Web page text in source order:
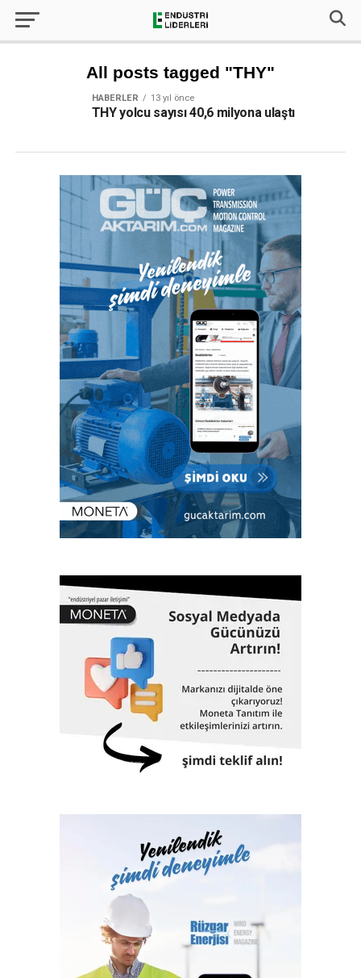
All posts tagged "THY"
HABERLER 13 yıl önce
THY yolcu sayısı 40,6 milyona ulaştı